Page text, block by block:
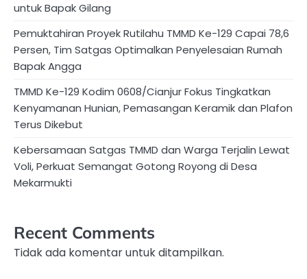
untuk Bapak Gilang
Pemuktahiran Proyek Rutilahu TMMD Ke-129 Capai 78,6
Persen, Tim Satgas Optimalkan Penyelesaian Rumah
Bapak Angga
TMMD Ke-129 Kodim 0608/Cianjur Fokus Tingkatkan
Kenyamanan Hunian, Pemasangan Keramik dan Plafon
Terus Dikebut
Kebersamaan Satgas TMMD dan Warga Terjalin Lewat
Voli, Perkuat Semangat Gotong Royong di Desa
Mekarmukti
Recent Comments
Tidak ada komentar untuk ditampilkan.